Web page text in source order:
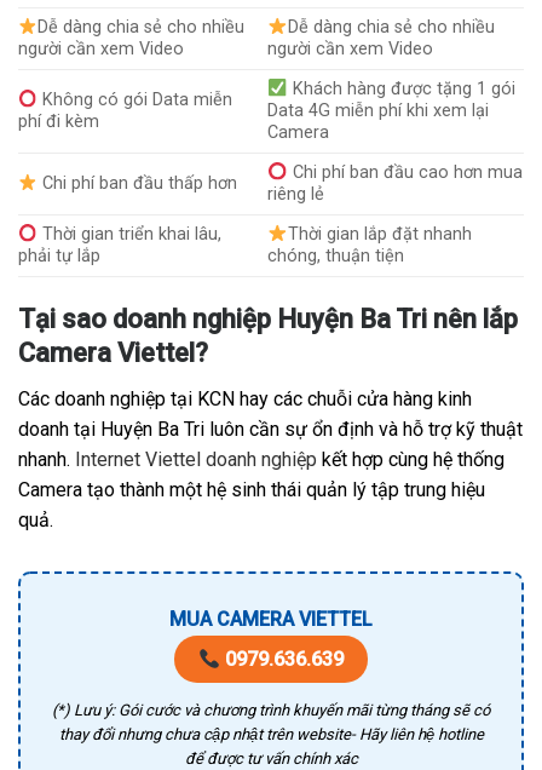
Dễ dàng chia sẻ cho nhiều
người cần xem Video
Dễ dàng chia sẻ cho nhiều
người cần xem Video
Không có gói Data miễn
phí đi kèm
Khách hàng được tặng 1 gói
Data 4G miễn phí khi xem lại
Camera
Chi phí ban đầu thấp hơn
Chi phí ban đầu cao hơn mua
riêng lẻ
Thời gian triển khai lâu,
phải tự lắp
Thời gian lắp đặt nhanh
chóng, thuận tiện
Tại sao doanh nghiệp Huyện Ba Tri nên lắp
Camera Viettel?
Các doanh nghiệp tại KCN hay các chuỗi cửa hàng kinh
doanh tại Huyện Ba Tri luôn cần sự ổn định và hỗ trợ kỹ thuật
nhanh. Internet Viettel doanh nghiệp kết hợp cùng hệ thống
Camera tạo thành một hệ sinh thái quản lý tập trung hiệu
quả.
MUA CAMERA VIETTEL
0979.636.639
(*) Lưu ý: Gói cước và chương trình khuyến mãi từng tháng sẽ có
thay đổi nhưng chưa cập nhật trên website- Hãy liên hệ hotline
để được tư vấn chính xác